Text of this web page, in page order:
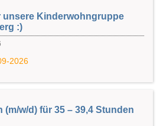
unsere Kinderwohngruppe
:)
2026
(m/w/d) für 35 – 39,4 Stunden